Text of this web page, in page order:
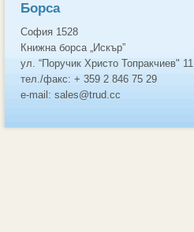
Борса
София 1528
Книжна борса „Искър”
ул. “Поручик Христо Топракчиев" 11
тел./факс: + 359 2 846 75 29
e-mail: sales@trud.cc